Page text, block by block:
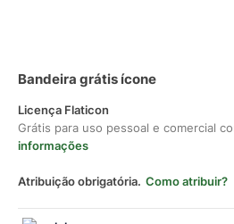
Bandeira grátis ícone
Licença Flaticon
Grátis para uso pessoal e comercial
informações
Atribuição obrigatória. Como atribuir?